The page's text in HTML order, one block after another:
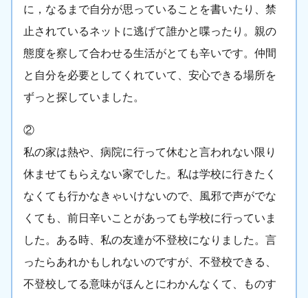
に，なるまで自分が思っていることを書いたり、禁
止されているネットに逃げて誰かと喋ったり。親の
態度を察して合わせる生活がとても辛いです。仲間
と自分を必要としてくれていて、安心できる場所を
ずっと探していました。
②
私の家は熱や、病院に行って休むと言われない限り
休ませてもらえない家でした。私は学校に行きたく
なくても行かなきゃいけないので、風邪で声がでな
くても、前日辛いことがあっても学校に行っていま
した。ある時、私の友達が不登校になりました。言
ったらあれかもしれないのですが、不登校できる、
不登校してる意味がほんとにわかんなくて、ものす